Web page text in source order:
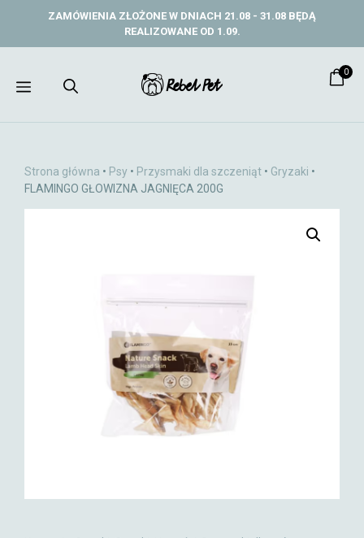
ZAMÓWIENIA ZŁOŻONE W DNIACH 21.08 - 31.08 BĘDĄ
REALIZOWANE OD 1.09.
Menu
0
Strona główna • Psy • Przysmaki dla szczeniąt • Gryzaki •
FLAMINGO GŁOWIZNA JAGNIĘCA 200G